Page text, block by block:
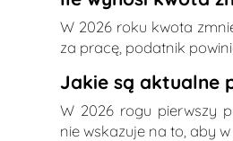
W 2026 roku kwota
za pracę, podatnik
Jakie są aktualne
W 2026 rogu pierwszy
nie wskazuje na to, aby